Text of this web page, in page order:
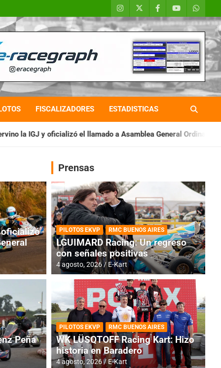
FISCALIZADORES ESTADISTICAS
llamado a Asamblea General Ordinaria IAME SERIES
RMC BUENOS AIRES
Cerró una jornada
oficializó
Peña
Prensas
PILOTOS EKVP RMC BUENOS AIRES
LGUIMARD Racing: Un regreso
con señales positivas
4 agosto, 2026 E-Kart
PILOTOS EKVP RMC BUENOS AIRES
WK LÜSQTOFF Racing Kart: Hizo
historia en Baradero
4 agosto, 2026 E-Kart